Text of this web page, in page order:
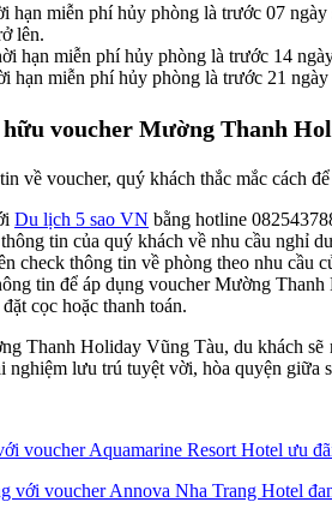
hạn miễn phí hủy phòng là trước 07 ngày
lên.
hạn miễn phí hủy phòng là trước 14
hạn miễn phí hủy phòng là trước 21
hữu voucher Mường Thanh
về voucher, quý khách thắc mắc cách
Du lịch 5 sao VN bằng hotline
tin của quý khách về nhu cầu nghỉ
check thông tin về phòng theo nhu cầu
tin để áp dụng voucher Mường
cọc hoặc thanh toán.
Thanh Holiday Vũng Tàu, du khách
nghiệm lưu trú tuyệt vời, hòa quyện giữa
voucher Aquamarine Resort Hotel ưu
với voucher Annova Nha Trang Hotel